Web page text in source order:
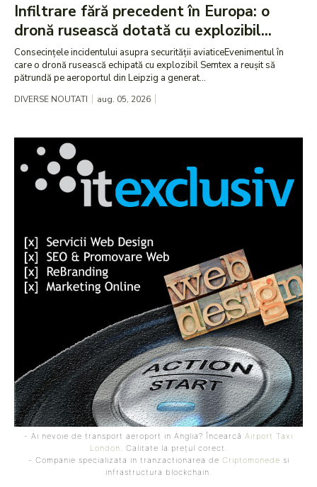
Infiltrare fără precedent în Europa: o
dronă rusească dotată cu explozibil...
Consecințele incidentului asupra securității aviaticeEvenimentul în
care o dronă rusească echipată cu explozibil Semtex a reușit să
pătrundă pe aeroportul din Leipzig a generat...
DIVERSE NOUTATI aug. 05, 2026
- Ai nevoie de transport aeroport in Anglia? Încearcă Airport Taxi
London . Calitate la prețul corect.
- Companie specializata in tranzactionarea de Criptomonede si
infrastructura blockchain.